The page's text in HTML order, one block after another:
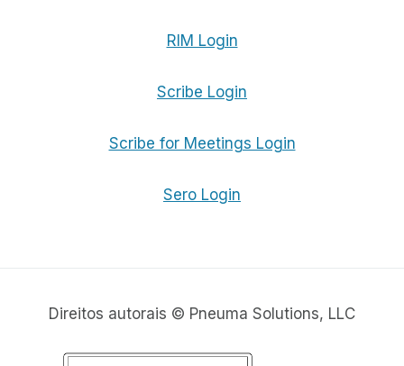
RIM Login
Scribe Login
Scribe for Meetings Login
Sero Login
Direitos autorais © Pneuma Solutions, LLC